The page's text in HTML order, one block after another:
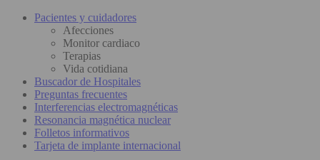
Pacientes y cuidadores
Afecciones
Monitor cardiaco
Terapias
Vida cotidiana
Buscador de Hospitales
Preguntas frecuentes
Interferencias electromagnéticas
Resonancia magnética nuclear
Folletos informativos
Tarjeta de implante internacional